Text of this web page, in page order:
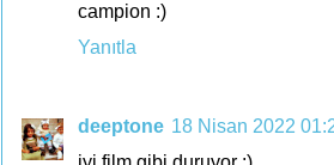
campion :)
Yanıtla
deeptone 18 Nisan 2022